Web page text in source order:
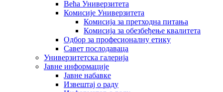
Већа Универзитета
Комисије Универзитета
Комисија за претходна питања
Комисија за обезбеђење квалитета
Одбор за професионалну етику
Савет послодаваца
Универзитетска галерија
Јавне информације
Јавне набавке
Извештај о раду